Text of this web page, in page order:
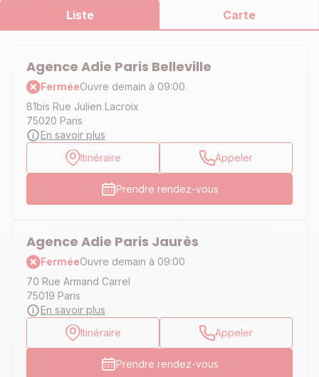
Liste Carte
Agence Adie Paris Belleville
FerméeOuvre demain à 09:00
81bis Rue Julien Lacroix
75020 Paris
En savoir plus
Itinéraire
Appeler
Prendre rendez-vous
Agence Adie Paris Jaurès
FerméeOuvre demain à 09:00
70 Rue Armand Carrel
75019 Paris
En savoir plus
Itinéraire
Appeler
Prendre rendez-vous